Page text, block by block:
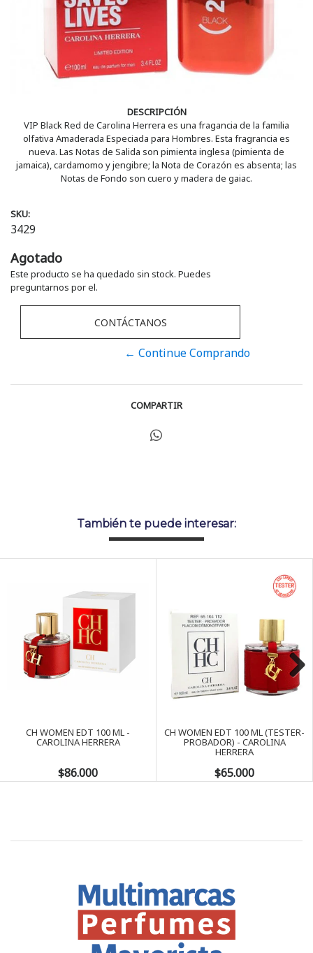
DESCRIPCIÓN
VIP Black Red de Carolina Herrera es una fragancia de la familia
olfativa Amaderada Especiada para Hombres. Esta fragrancia es
nueva. Las Notas de Salida son pimienta inglesa (pimienta de
jamaica), cardamomo y jengibre; la Nota de Corazón es absenta; las
Notas de Fondo son cuero y madera de gaiac.
SKU:
3429
Agotado
Este producto se ha quedado sin stock. Puedes
preguntarnos por el.
CONTÁCTANOS
← Continue Comprando
COMPARTIR
También te puede interesar:
CH WOMEN EDT 100 ML -
CAROLINA HERRERA
$86.000
CH WOMEN EDT 100 ML (TESTER-
PROBADOR) - CAROLINA
HERRERA
$65.000
Next